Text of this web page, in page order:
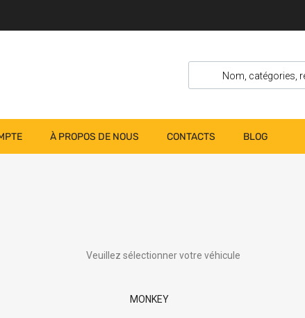
À PROPOS DE NOUS CONTACTS BLOG
Veuillez sélectionner votre véhicule
MONKEY